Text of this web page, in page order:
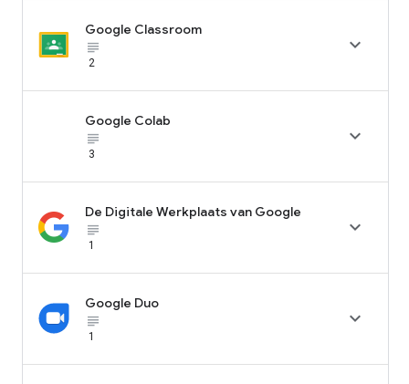
Google Classroom
subject_black
2

Google Colab
subject_black
3

De Digitale Werkplaats van Google
subject_black
1

Google Duo
subject_black
1
